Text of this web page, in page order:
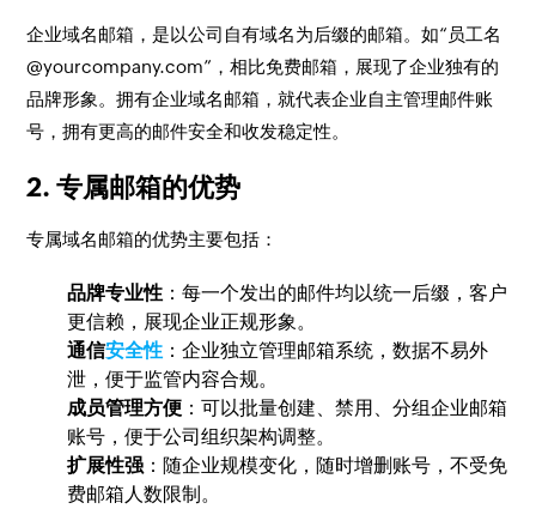
企业域名邮箱，是以公司自有域名为后缀的邮箱。如“员工名
@yourcompany.com”，相比免费邮箱，展现了企业独有的
品牌形象。拥有企业域名邮箱，就代表企业自主管理邮件账
号，拥有更高的邮件安全和收发稳定性。
2. 专属邮箱的优势
专属域名邮箱的优势主要包括：
品牌专业性 ：每一个发出的邮件均以统一后缀，客户
更信赖，展现企业正规形象。
通信安全性 ：企业独立管理邮箱系统，数据不易外
泄，便于监管内容合规。
成员管理方便 ：可以批量创建、禁用、分组企业邮箱
账号，便于公司组织架构调整。
扩展性强 ：随企业规模变化，随时增删账号，不受免
费邮箱人数限制。